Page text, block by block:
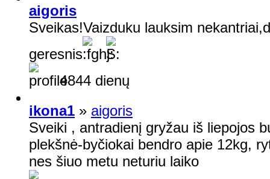
aigoris
Sveikas!Vaizduku lauksim
geresnis
4844 dienų
ikona1 » aigoris
Sveiki , antradienį gryžau iš liepojos
plekšnė-byčiokai bendro apie 12kg,
nes šiuo metu neturiu laiko